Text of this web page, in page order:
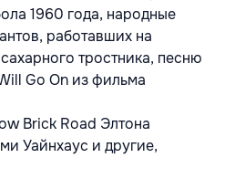
1960 года, народные
работавших на
тростника, песню
Go On из фильма
Brick Road Элтона
Уайнхаус и другие,